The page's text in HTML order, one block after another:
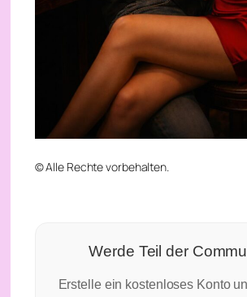
© Alle Rechte vorbehalten.
Werde Teil der
Erstelle ein kostenloses Konto